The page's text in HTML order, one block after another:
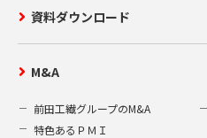
資料ダウンロード
M&A
前田工繊グループのM&A
特色あるＰＭＩ